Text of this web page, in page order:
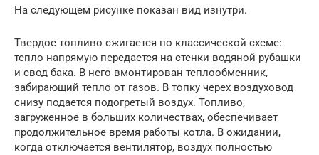
На следующем рисунке показан вид изнутри.
Твердое топливо сжигается по классической схеме:
тепло напрямую передается на стенки водяной рубашки
и свод бака. В него вмонтирован теплообменник,
забирающий тепло от газов. В топку черех воздуховод
снизу подается подогретый воздух. Топливо,
загруженное в больших количествах, обеспечивает
продолжительное время работы котла. В ожидании,
когда отключается вентилятор, воздух полностью